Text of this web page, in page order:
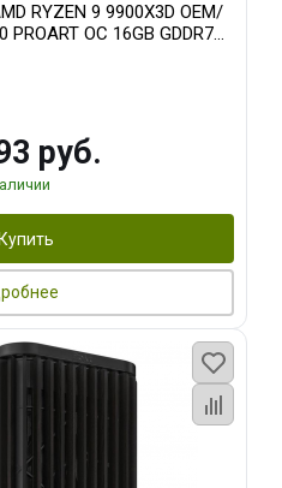
RYZEN 9 9900X3D OEM/
OC 16GB GDDR7
руб.
Купить